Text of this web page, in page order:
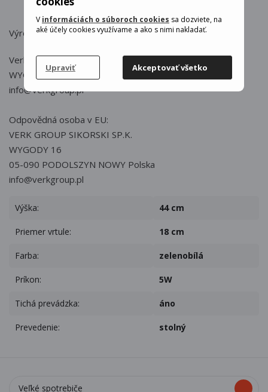
V informáciách o súboroch cookies sa dozviete, na
aké účely cookies využívame a ako s nimi nakladať.
Upraviť Akceptovať všetko
Výrobca : Verk
Verk
WYGODY 16, 05-090 PODOLSZYN NOWY, POLSKA
info@verkgroup.pl
Odpovědná osoba v EU:
VERK GROUP SIKORSKI SP.K.
WYGODY 16
05-090 PODOLSZYN NOWY Polska
info@verkgroup.pl
Výška: 44 cm
Priemer vrtule: 18 cm
Farba: zelenobílá
Príkon: 5W
Tichá prevádzka: áno
Prevedenie: stolný
Veľké spotrebiče